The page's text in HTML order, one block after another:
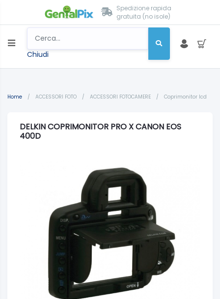
Spedizione rapida
gratuita (no isole)
Chiudi
Home / ACCESSORI FOTO / ACCESSORI FOTOCAMERE / Coprimonitor lcd
DELKIN COPRIMONITOR PRO X CANON EOS
400D